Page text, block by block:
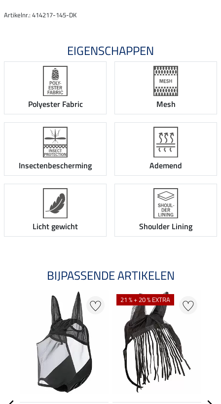
Artikelnr.: 414217-145-DK
EIGENSCHAPPEN
Polyester Fabric Mesh
Insectenbescherming Ademend
Licht gewicht Shoulder Lining
BIJPASSENDE ARTIKELEN
21 % + 20 % EXTRA